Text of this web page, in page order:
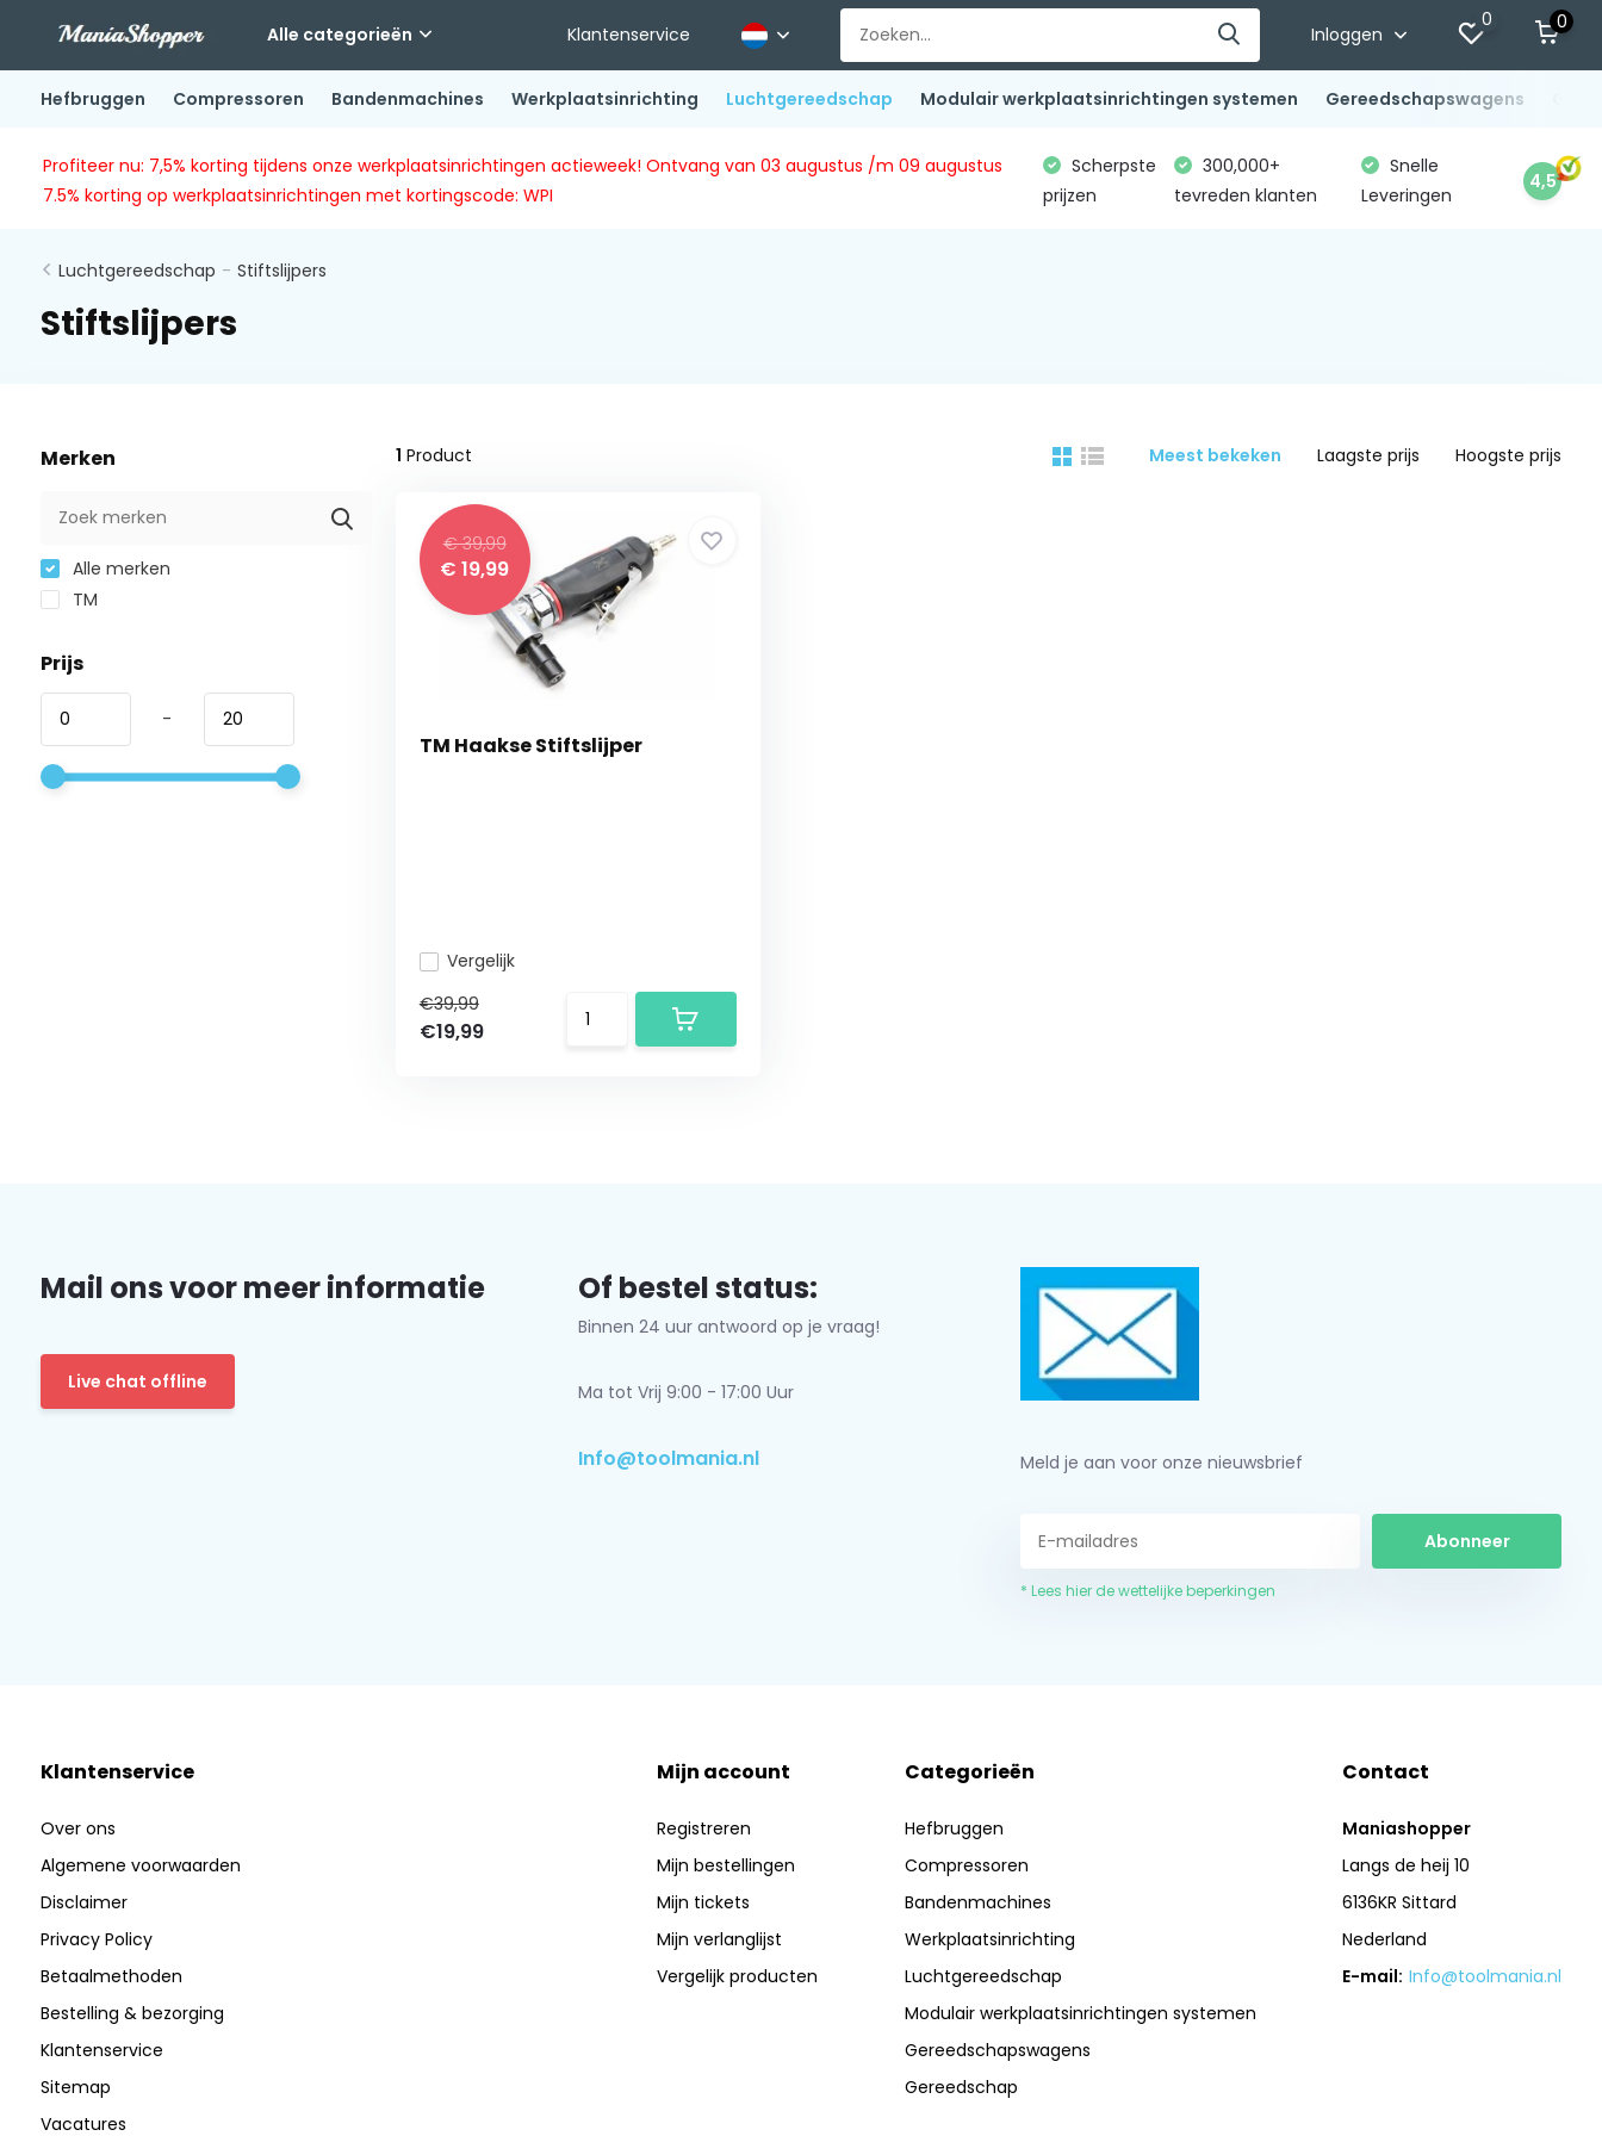
Alle categorieën Klantenservice Inloggen
0 0
Hefbruggen Compressoren Bandenmachines Werkplaatsinrichting Luchtgereedschap Modulair werkplaatsinrichtingen systemen Gereedschapswagens
Profiteer nu: 7,5% korting tijdens onze werkplaatsinrichtingen actieweek! Ontvang van 03 augustus /m 09 augustus
7.5% korting op werkplaatsinrichtingen met kortingscode: WPI
Scherpste
prijzen
300,000+
tevreden klanten
Snelle
Leveringen
4,5
Luchtgereedschap - Stiftslijpers
Stiftslijpers
Merken
Alle merken
TM
Prijs
-
1 Product Meest bekeken Laagste prijs Hoogste prijs
€ 39,99
€ 19,99
TM Haakse Stiftslijper
Vergelijk
€39,99
€19,99
Mail ons voor meer informatie
Live chat offline
Of bestel status:
Binnen 24 uur antwoord op je vraag!
Ma tot Vrij 9:00 - 17:00 Uur
Info@toolmania.nl Meld je aan voor onze nieuwsbrief
Abonneer
* Lees hier de wettelijke beperkingen
Klantenservice
Over ons
Algemene voorwaarden
Disclaimer
Privacy Policy
Betaalmethoden
Bestelling & bezorging
Klantenservice
Sitemap
Vacatures
Mijn account
Registreren
Mijn bestellingen
Mijn tickets
Mijn verlanglijst
Vergelijk producten
Categorieën
Hefbruggen
Compressoren
Bandenmachines
Werkplaatsinrichting
Luchtgereedschap
Modulair werkplaatsinrichtingen systemen
Gereedschapswagens
Gereedschap
Contact
Maniashopper
Langs de heij 10
6136KR Sittard
Nederland
E-mail: Info@toolmania.nl